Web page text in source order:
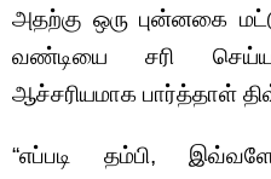
அதற்கு ஒரு புன்னகை
வண்டியை சரி
ஆச்சரியமாக பார்த்தாள்
“எப்படி தம்பி,